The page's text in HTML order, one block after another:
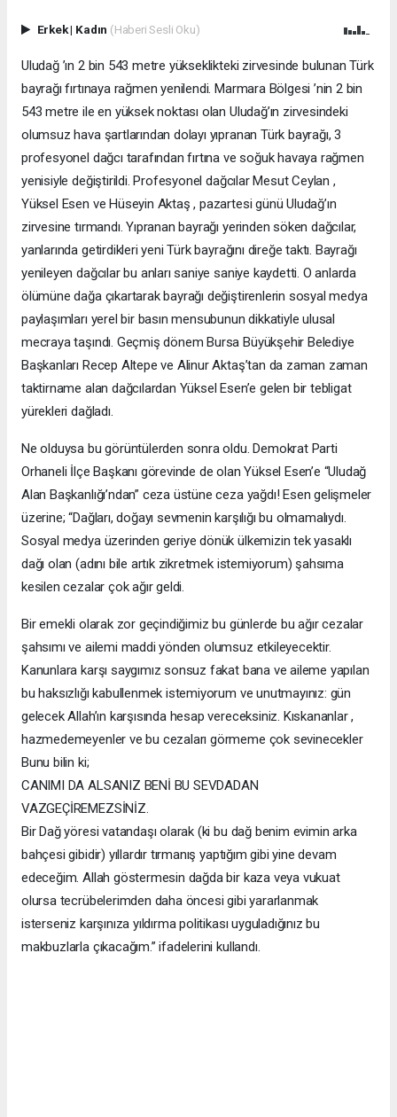
Erkek| Kadın (Haberi Sesli Oku)
Uludağ ’ın 2 bin 543 metre yükseklikteki zirvesinde bulunan Türk
bayrağı fırtınaya rağmen yenilendi. Marmara Bölgesi ’nin 2 bin
543 metre ile en yüksek noktası olan Uludağ’ın zirvesindeki
olumsuz hava şartlarından dolayı yıpranan Türk bayrağı, 3
profesyonel dağcı tarafından fırtına ve soğuk havaya rağmen
yenisiyle değiştirildi. Profesyonel dağcılar Mesut Ceylan ,
Yüksel Esen ve Hüseyin Aktaş , pazartesi günü Uludağ’ın
zirvesine tırmandı. Yıpranan bayrağı yerinden söken dağcılar,
yanlarında getirdikleri yeni Türk bayrağını direğe taktı. Bayrağı
yenileyen dağcılar bu anları saniye saniye kaydetti. O anlarda
ölümüne dağa çıkartarak bayrağı değiştirenlerin sosyal medya
paylaşımları yerel bir basın mensubunun dikkatiyle ulusal
mecraya taşındı. Geçmiş dönem Bursa Büyükşehir Belediye
Başkanları Recep Altepe ve Alinur Aktaş’tan da zaman zaman
taktirname alan dağcılardan Yüksel Esen’e gelen bir tebligat
yürekleri dağladı.
Ne olduysa bu görüntülerden sonra oldu. Demokrat Parti
Orhaneli İlçe Başkanı görevinde de olan Yüksel Esen’e “Uludağ
Alan Başkanlığı’ndan” ceza üstüne ceza yağdı! Esen gelişmeler
üzerine; “Dağları, doğayı sevmenin karşılığı bu olmamalıydı.
Sosyal medya üzerinden geriye dönük ülkemizin tek yasaklı
dağı olan (adını bile artık zikretmek istemiyorum) şahsıma
kesilen cezalar çok ağır geldi.
Bir emekli olarak zor geçindiğimiz bu günlerde bu ağır cezalar
şahsımı ve ailemi maddi yönden olumsuz etkileyecektir.
Kanunlara karşı saygımız sonsuz fakat bana ve aileme yapılan
bu haksızlığı kabullenmek istemiyorum ve unutmayınız: gün
gelecek Allah’ın karşısında hesap vereceksiniz. Kıskananlar ,
hazmedemeyenler ve bu cezaları görmeme çok sevinecekler
Bunu bilin ki;
CANIMI DA ALSANIZ BENİ BU SEVDADAN
VAZGEÇİREMEZSİNİZ.
Bir Dağ yöresi vatandaşı olarak (ki bu dağ benim evimin arka
bahçesi gibidir) yıllardır tırmanış yaptığım gibi yine devam
edeceğim. Allah göstermesin dağda bir kaza veya vukuat
olursa tecrübelerimden daha öncesi gibi yararlanmak
isterseniz karşınıza yıldırma politikası uyguladığınız bu
makbuzlarla çıkacağım.” ifadelerini kullandı.